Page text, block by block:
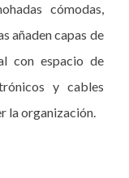
cómodas,
añaden capas de
con espacio de
y cables
la organización.